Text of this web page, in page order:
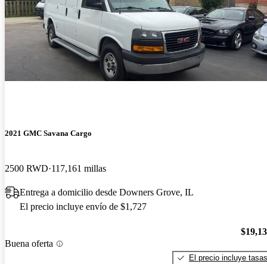
2021 GMC Savana Cargo
2500 RWD 117,161 millas
Entrega a domicilio desde Downers Grove, IL
El precio incluye envío de $1,727
Buena oferta
El precio incluye tasas